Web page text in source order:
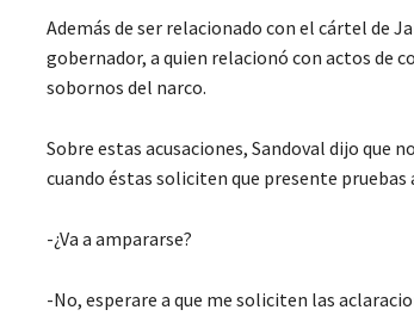
Además de ser relacionado con el cártel de
gobernador, a quien relacionó con actos de
sobornos del narco.
Sobre estas acusaciones, Sandoval dijo que
cuando éstas soliciten que presente pruebas
-¿Va a ampararse?
-No, esperare a que me soliciten las